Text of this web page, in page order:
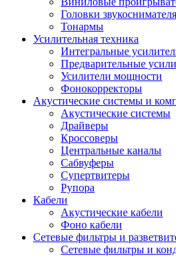
Головки звукоснимателя
Тонармы
Усилительная техника
Интегральные
Предварительные
Усилители мощности
Фонокорректоры
Акустические системы и
Акустические системы
Драйверы
Кроссоверы
Центральные каналы
Сабвуферы
Супертвитеры
Рупора
Кабели
Акустические кабели
Фоно кабели
Сетевые фильтры и
Сетевые фильтры и